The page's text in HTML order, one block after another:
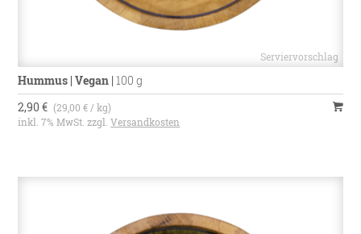
Hummus | Vegan |100 g
2,90 € (29,00 € / kg)
inkl. 7% MwSt. zzgl.Versandkosten